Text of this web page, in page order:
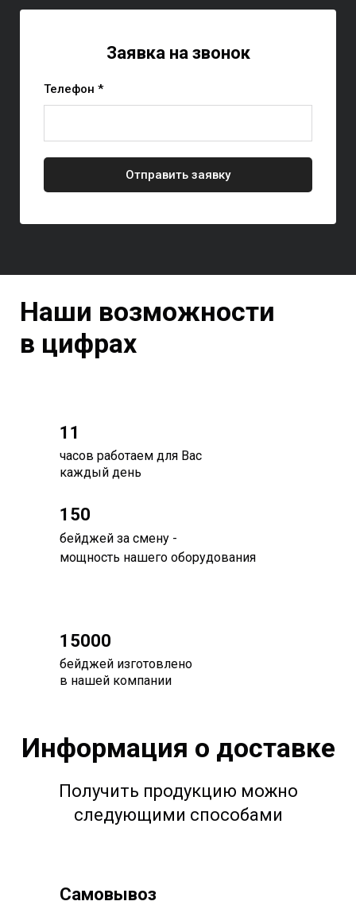
Заявка на звонок
Телефон *
Отправить заявку
Наши возможности
в цифрах
11
часов работаем для Вас
каждый день
150
бейджей за смену -
мощность нашего оборудования
15000
бейджей изготовлено
в нашей компании
Информация о доставке
Получить продукцию можно
следующими способами
Самовывоз